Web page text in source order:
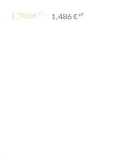
1,783 € 1,486 €